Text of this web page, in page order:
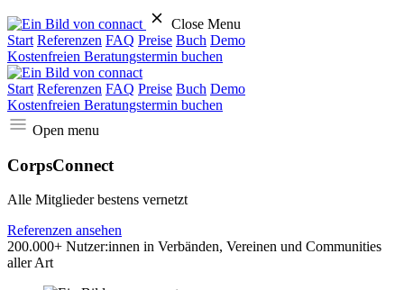
Close Menu
Start Referenzen FAQ Preise Buch Demo
Kostenfreien Beratungstermin buchen
Start Referenzen FAQ Preise Buch Demo
Kostenfreien Beratungstermin buchen
Open menu
CorpsConnect
Alle Mitglieder bestens vernetzt
Referenzen ansehen
200.000+ Nutzer:innen in Verbänden, Vereinen und Communities
aller Art